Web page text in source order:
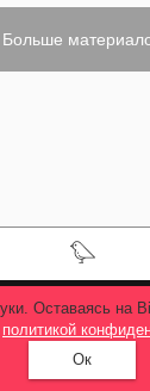
Больше
Вакансии
Оставаясь на
политикой
Ок